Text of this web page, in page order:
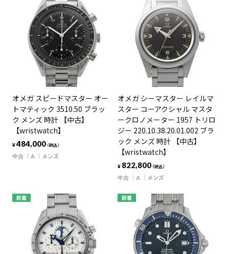
オメガ スピードマスター オー
トマティック 3510.50 ブラッ
ク メンズ 時計 【中古】
【wristwatch】
¥484,000（税込）
中古 A メンズ
オメガ シーマスター レイルマ
スター コーアクシャル マスタ
ークロノメーター 1957 トリロ
ジー 220.10.38.20.01.002 ブラ
ック メンズ 時計 【中古】
【wristwatch】
¥ 822,800（税込）
中古 A メンズ
新着 新着